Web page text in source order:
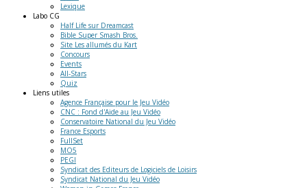
Lexique
Labo CG
Half Life sur Dreamcast
Bible Super Smash Bros.
Site Les allumés du Kart
Concours
Events
All-Stars
Quiz
Liens utiles
Agence Française pour le Jeu Vidéo
CNC : Fond d'Aide au Jeu Vidéo
Conservatoire National du Jeu Vidéo
France Esports
FullSet
MO5
PEGI
Syndicat des Editeurs de Logiciels de Loisirs
Syndicat National du Jeu Vidéo